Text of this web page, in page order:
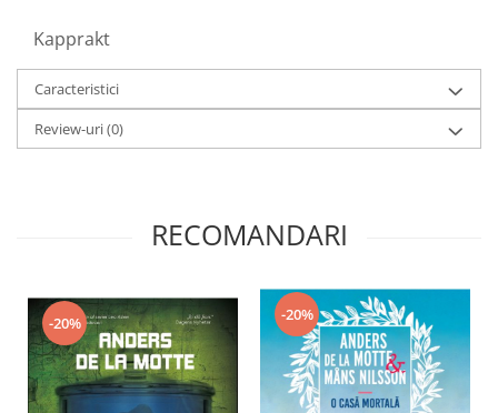
Kapprakt
Caracteristici
Review-uri(0)
RECOMANDARI
-20% -20%